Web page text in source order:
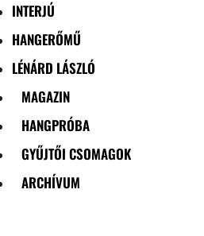
INTERJÚ
HANGERŐMŰ
LÉNÁRD LÁSZLÓ
MAGAZIN
HANGPRÓBA
GYŰJTŐI CSOMAGOK
ARCHÍVUM